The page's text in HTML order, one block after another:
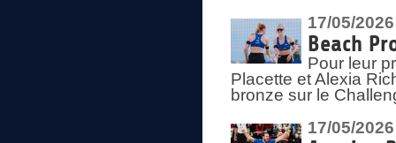
17/05/2026
Beach
Pour leur
Placette et Alexia
bronze sur le
17/05/2026